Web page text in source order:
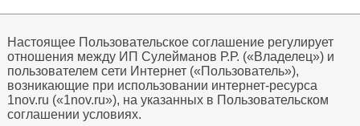
Настоящее Пользовательское соглашение регулирует
отношения между ИП Сулейманов Р.Р. («Владелец») и
пользователем сети Интернет («Пользователь»),
возникающие при использовании интернет-ресурса
1nov.ru («1nov.ru»), на указанных в Пользовательском
соглашении условиях.